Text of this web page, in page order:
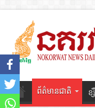
ព័ត៌មានជាតិ ខ្